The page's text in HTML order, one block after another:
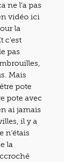
ne l’a pas
vidéo ici
la
c’est
pas
Mais
pote
pote avec
ai jamais
il y a
n’étais
la